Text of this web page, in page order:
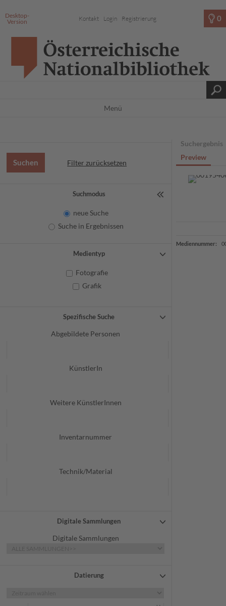
Desktop-
Version
Kontakt Login Registrierung 0
Menü
Filter zurücksetzen
Suchmodus
neue Suche
Suche in Ergebnissen
Medientyp
Fotografie
Grafik
Spezifische Suche
Abgebildete Personen
KünstlerIn
Weitere KünstlerInnen
Inventarnummer
Technik/Material
Digitale Sammlungen
Digitale Sammlungen
Datierung
Suchergebnis
Preview
Mediennummer: